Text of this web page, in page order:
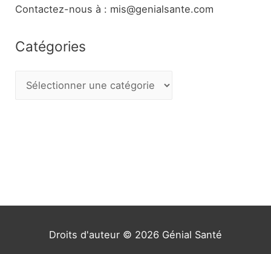
Contactez-nous à : mis@genialsante.com
Catégories
Droits d'auteur © 2026 Génial Santé